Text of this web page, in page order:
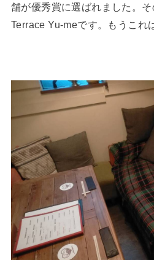
舗が優秀賞に選ばれました。
Terrace Yu-meです。もうこれ